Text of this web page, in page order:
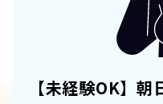
【未経験OK】